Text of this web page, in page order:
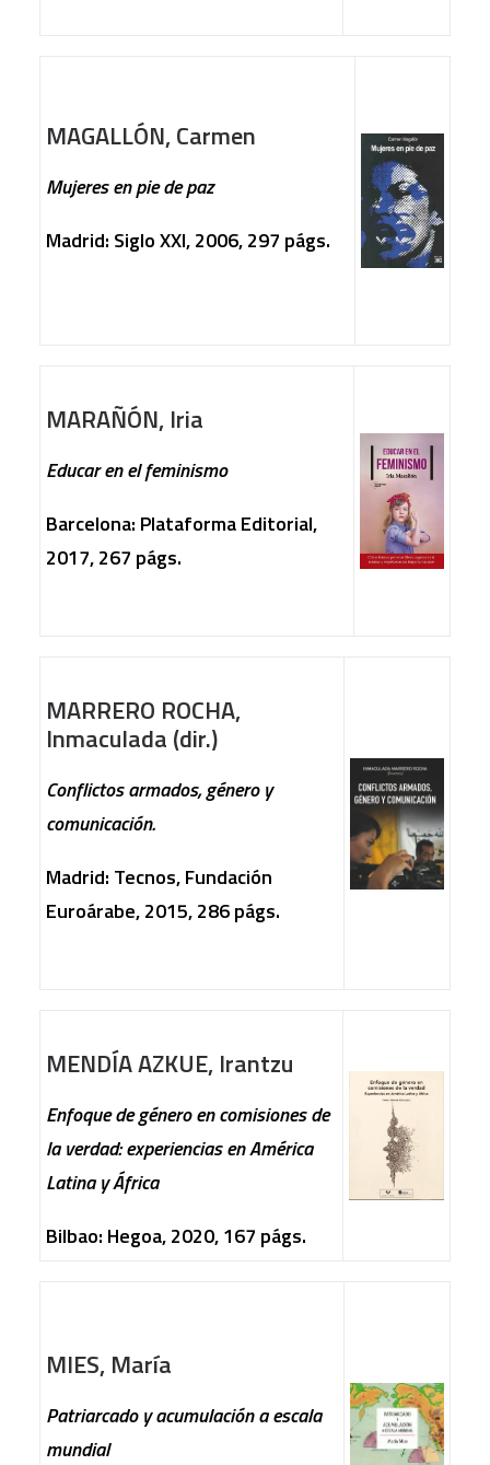
MAGALLÓN, Carmen
Mujeres en pie de paz
Madrid: Siglo XXI, 2006, 297 págs.
MARAÑÓN, Iria
Educar en el feminismo
Barcelona: Plataforma Editorial,
2017, 267 págs.
MARRERO ROCHA,
Inmaculada (dir.)
Conflictos armados, género y
comunicación.
Madrid: Tecnos, Fundación
Euroárabe, 2015, 286 págs.
MENDÍA AZKUE, Irantzu
Enfoque de género en comisiones de
la verdad: experiencias en América
Latina y África
Bilbao: Hegoa, 2020, 167 págs.
MIES, María
Patriarcado y acumulación a escala
mundial